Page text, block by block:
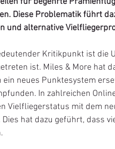
Diese Problematik führt
und alternative
Kritikpunkt ist die
ist. Miles & More hat
ein neues Punktesystem
In zahlreichen
Vielfliegerstatus mit dem
hat dazu geführt, dass